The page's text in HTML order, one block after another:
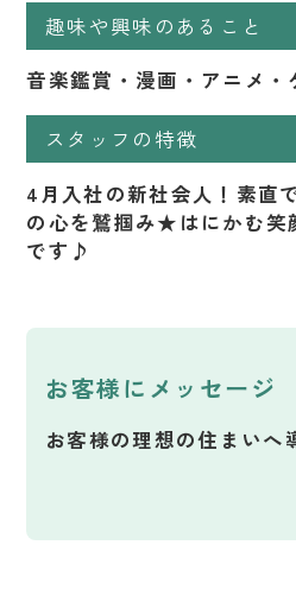
趣味や興味のあること
音楽鑑賞・漫画・アニメ・
スタッフの特徴
4月入社の新社会人！素直
の心を鷲掴み★はにかむ笑
です♪
お客様にメッセージ
お客様の理想の住まいへ